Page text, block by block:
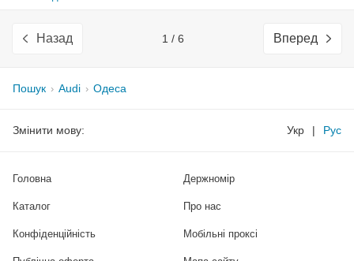
Назад 1 / 6 Вперед
Пошук Audi Одеса
Змінити мову: Укр | Рус
Головна
Каталог
Держномір
Про нас
Конфіденційність Мобільні проксі